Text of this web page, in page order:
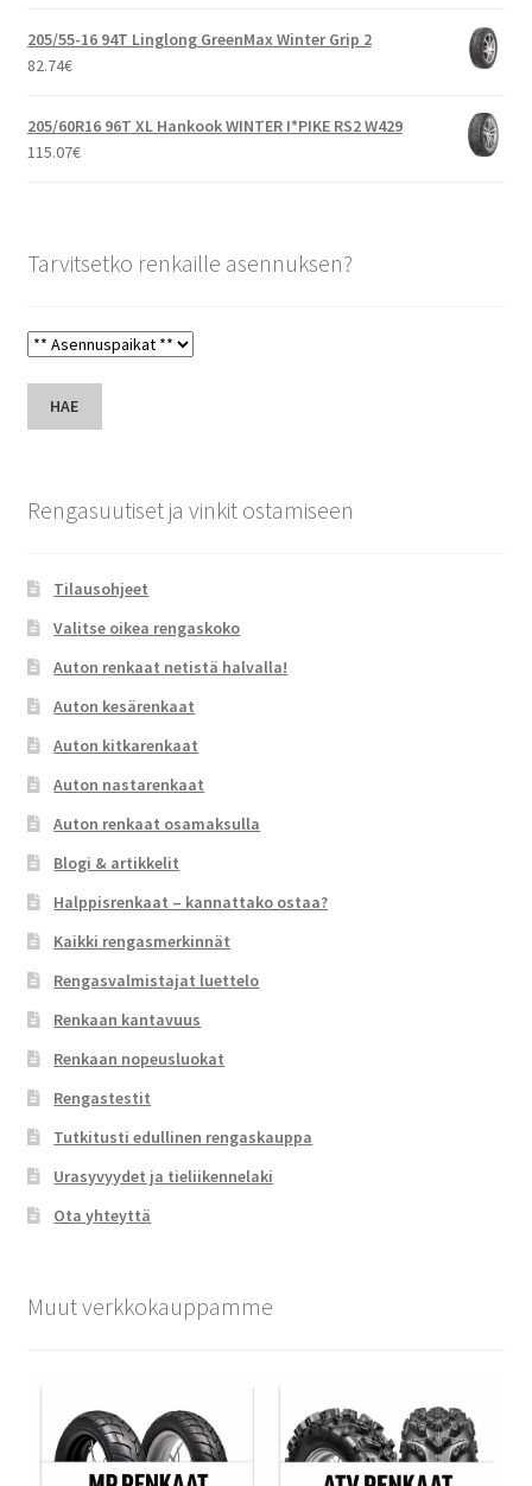
205/55-16 94T Linglong GreenMax Winter Grip 2
82.74€
205/60R16 96T XL Hankook WINTER I*PIKE RS2 W429
115.07€
Tarvitsetko renkaille asennuksen?
HAE
Rengasuutiset ja vinkit ostamiseen
Tilausohjeet
Valitse oikea rengaskoko
Auton renkaat netistä halvalla!
Auton kesärenkaat
Auton kitkarenkaat
Auton nastarenkaat
Auton renkaat osamaksulla
Blogi & artikkelit
Halppisrenkaat – kannattako ostaa?
Kaikki rengasmerkinnät
Rengasvalmistajat luettelo
Renkaan kantavuus
Renkaan nopeusluokat
Rengastestit
Tutkitusti edullinen rengaskauppa
Urasyvyydet ja tieliikennelaki
Ota yhteyttä
Muut verkkokauppamme